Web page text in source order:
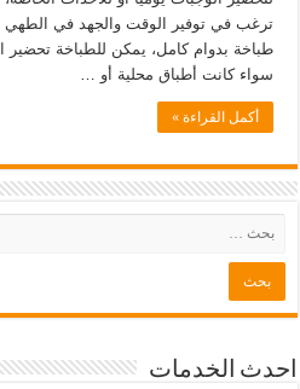
ترغب في توفير الوقت والجهد في الطهي
طباخة بدوام كامل، يمكن للطباخة تحضير
سواء كانت أطباق محلية أو …
أكمل القراءة »
احدث الخدمات